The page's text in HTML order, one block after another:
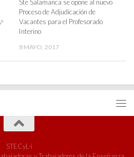
Ste Salamanca se opone al nuevo
Proceso de Adjudicación de
Vacantes para el Profesorado
Interino
8 MAYO, 2017
STECyL-i